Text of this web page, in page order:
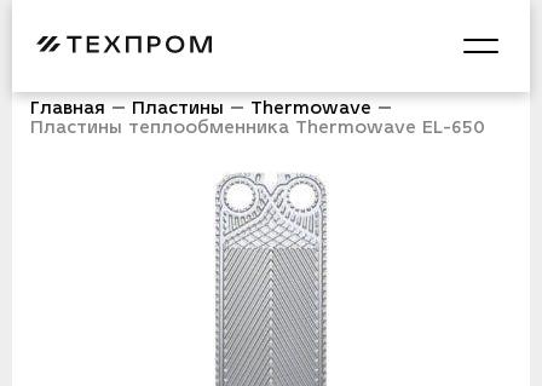
Главная Пластины
Thermowave
Пластины теплообменника Thermowave EL-650